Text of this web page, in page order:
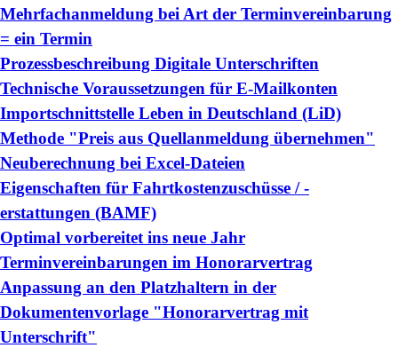
Mehrfachanmeldung bei Art der Terminvereinbarung
= ein Termin
Prozessbeschreibung Digitale Unterschriften
Technische Voraussetzungen für E-Mailkonten
Importschnittstelle Leben in Deutschland (LiD)
Methode "Preis aus Quellanmeldung übernehmen"
Neuberechnung bei Excel-Dateien
Eigenschaften für Fahrtkostenzuschüsse / -
erstattungen (BAMF)
Optimal vorbereitet ins neue Jahr
Terminvereinbarungen im Honorarvertrag
Anpassung an den Platzhaltern in der
Dokumentenvorlage "Honorarvertrag mit
Unterschrift"